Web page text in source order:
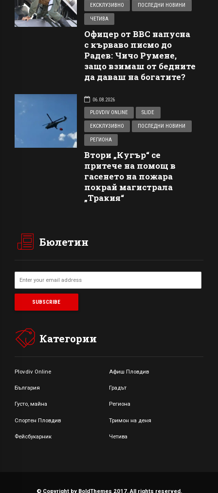
ЕКСКЛУЗИВНО ПОСЛЕДНИ НОВИНИ
ЧЕТИВА
Офицер от ВВС напусна
с кърваво писмо до
Радев: Чичо Румене,
защо взимаш от бедните
да даваш на богатите?
06.08.2026
PLOVDIV ONLINE
SLIDE
ЕКСКЛУЗИВНО ПОСЛЕДНИ НОВИНИ
РЕГИОНА
Втори „Кугър“ се
притече на помощ в
гасенето на пожара
покрай магистрала
„Тракия“
Бюлетин
Категории
Plovdiv Online Афиш Пловдив
България Градът
Густо, майна Региона
Спортен Пловдив Тримон на деня
Фейсбукарник Четива
© Copyright by BoldThemes 2017. All rights reserved.